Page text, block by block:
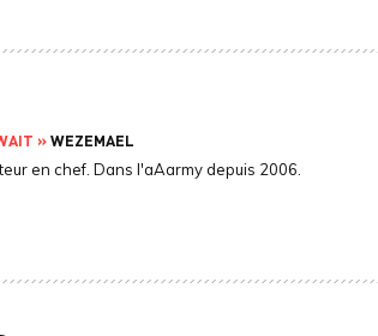
»WEZEMAEL
en chef. Dans l'aAarmy depuis 2006.